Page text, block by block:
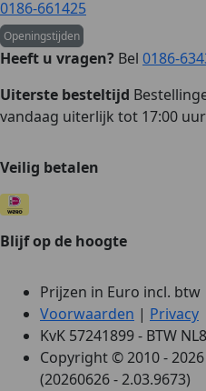
0186-661425
Openingstijden
Heeft u vragen? Bel 0186-
Uiterste besteltijd
vandaag uiterlijk tot 17:00
Veilig betalen
Blijf op de hoogte
Prijzen in Euro incl. btw
Voorwaarden | Privacy
KvK 57241899 - BTW
Copyright © 2010 -
(20260626 - 2.03.9673)